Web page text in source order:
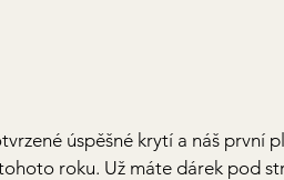
úspěšné krytí a náš první
roku. Už máte dárek pod